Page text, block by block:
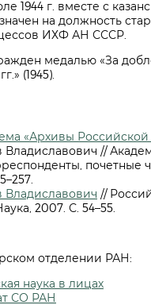
1944 г. вместе с
на должность
ИХФ АН СССР.
медалью «За
(1945).
«Архивы Российской
//
почетные
Владиславович //
2007. С. 54–55.
отделении РАН:
наука в лицах
СО РАН